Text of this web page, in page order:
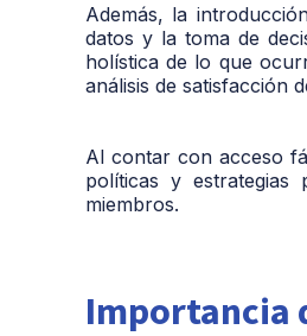
Además, la
datos y la toma de
holística de lo que
análisis de satisfacción
Al contar con acceso
políticas y estrategias
miembros.
Importancia